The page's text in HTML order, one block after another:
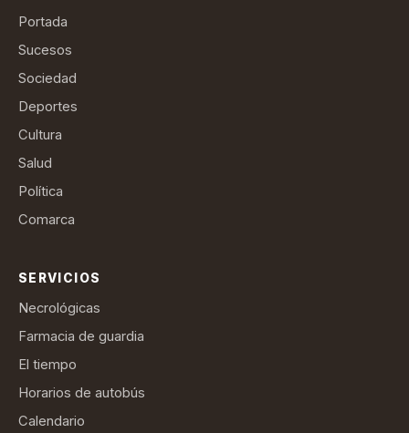
Portada
Sucesos
Sociedad
Deportes
Cultura
Salud
Política
Comarca
SERVICIOS
Necrológicas
Farmacia de guardia
El tiempo
Horarios de autobús
Calendario